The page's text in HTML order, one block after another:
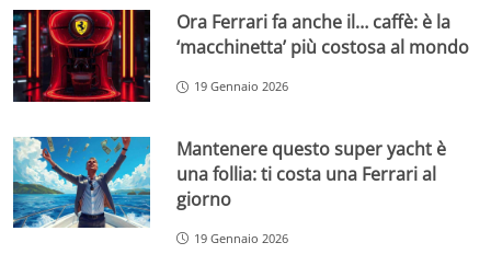
Ora Ferrari fa anche il… caffè: è la
‘macchinetta’ più costosa al mondo
19 Gennaio 2026
Mantenere questo super yacht è
una follia: ti costa una Ferrari al
giorno
19 Gennaio 2026